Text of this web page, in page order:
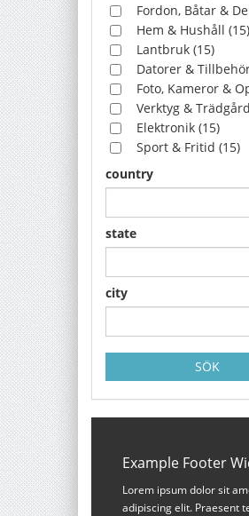
Fordon, Båtar &
Hem & Hushåll (15)
Lantbruk (15)
Datorer &
Foto, Kameror &
Verktyg & Trädgård
Elektronik (15)
Sport & Fritid (15)
country
state
city
SÖK
Example Footer
Lorem ipsum dolor sit
adipiscing elit. Praesent